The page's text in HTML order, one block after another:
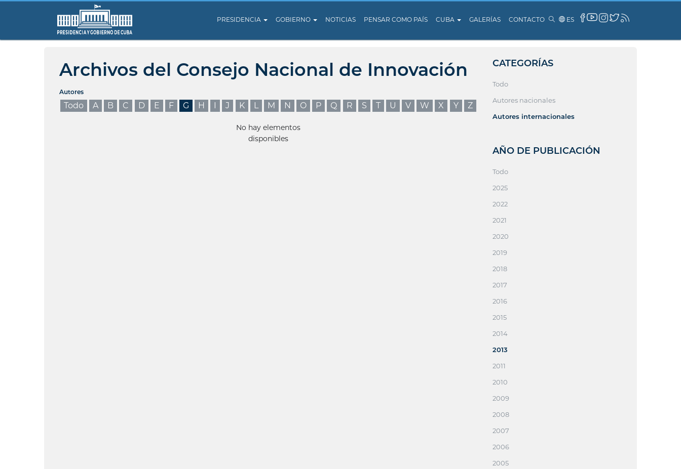
PRESIDENCIA GOBIERNO NOTICIAS PENSAR COMO PAÍS CUBA GALERÍAS CONTACTO ES
Archivos del Consejo Nacional de Innovación
Autores
Todo A B C D E F G H I J K L M N O P Q R S T U V W X Y Z
No hay elementos
disponibles
CATEGORÍAS
Todo
Autores nacionales
Autores internacionales
AÑO DE PUBLICACIÓN
Todo
2025
2022
2021
2020
2019
2018
2017
2016
2015
2014
2013
2011
2010
2009
2008
2007
2006
2005